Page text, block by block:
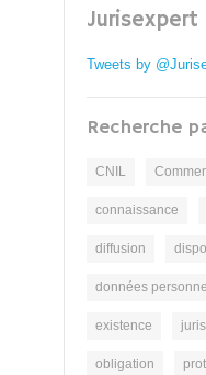
Tweets by
Recherche
CNIL
connaissance
diffusion
données
existence
obligation